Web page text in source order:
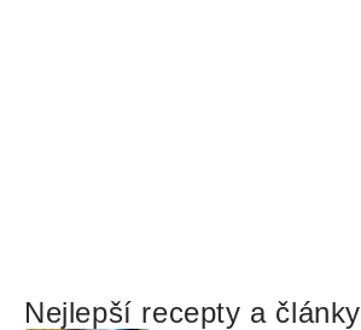
Nejlepší recepty a články